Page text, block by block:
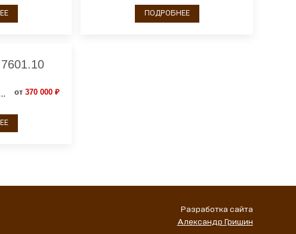
ПОДРОБНЕЕ
от 370 000 ₽
Разработка сайта
Александр Гришин